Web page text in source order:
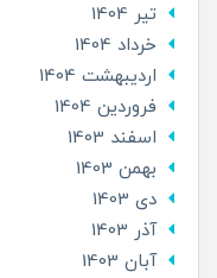
تير 1404
خرداد 1404
ارديبهشت 1404
فروردین 1404
اسفند 1403
بهمن 1403
دی 1403
آذر 1403
آبان 1403